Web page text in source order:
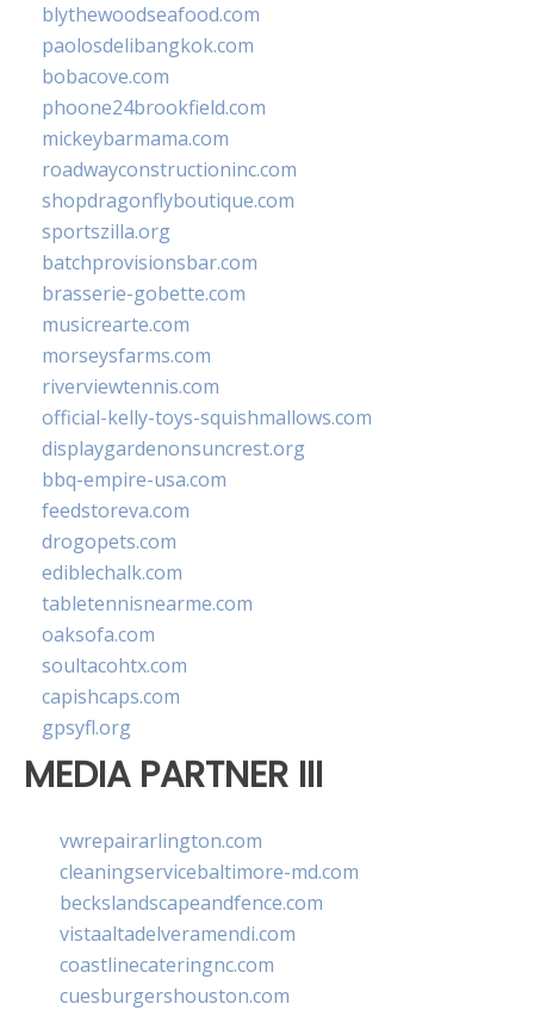
blythewoodseafood.com
paolosdelibangkok.com
bobacove.com
phoone24brookfield.com
mickeybarmama.com
roadwayconstructioninc.com
shopdragonflyboutique.com
sportszilla.org
batchprovisionsbar.com
brasserie-gobette.com
musicrearte.com
morseysfarms.com
riverviewtennis.com
official-kelly-toys-squishmallows.com
displaygardenonsuncrest.org
bbq-empire-usa.com
feedstoreva.com
drogopets.com
ediblechalk.com
tabletennisnearme.com
oaksofa.com
soultacohtx.com
capishcaps.com
gpsyfl.org
MEDIA PARTNER III
vwrepairarlington.com
cleaningservicebaltimore-md.com
beckslandscapeandfence.com
vistaaltadelveramendi.com
coastlinecateringnc.com
cuesburgershouston.com